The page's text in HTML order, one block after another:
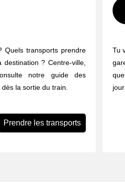
Quels transports prendre
? Centre-ville,
notre guide des
la sortie du train.
Prendre les transports
Tu